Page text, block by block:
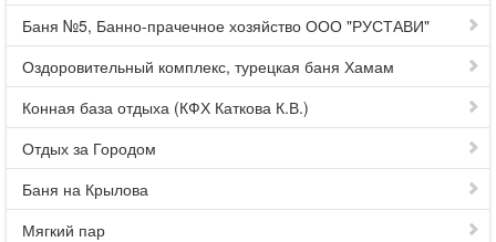
Баня №5, Банно-прачечное хозяйство ООО "РУСТАВИ"
Оздоровительный комплекс, турецкая баня Хамам
Конная база отдыха (КФХ Каткова К.В.)
Отдых за Городом
Баня на Крылова
Мягкий пар